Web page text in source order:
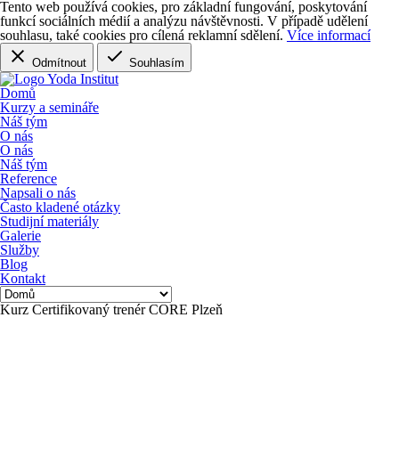
Tento web používá cookies, pro základní fungování, poskytování
funkcí sociálních médií a analýzu návštěvnosti. V případě udělení
souhlasu, také cookies pro cílená reklamní sdělení. Více informací
Odmítnout Souhlasím
Domů
Kurzy a semináře
Náš tým
O nás
O nás
Náš tým
Reference
Napsali o nás
Často kladené otázky
Studijní materiály
Galerie
Služby
Blog
Kontakt
Kurz Certifikovaný trenér CORE Plzeň